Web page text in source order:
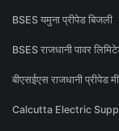
BSES यमुना प्रीपेड बिजली
BSES राजधानी पावर
बीएसईएस राजधानी प्रीपेड
Calcutta Electric